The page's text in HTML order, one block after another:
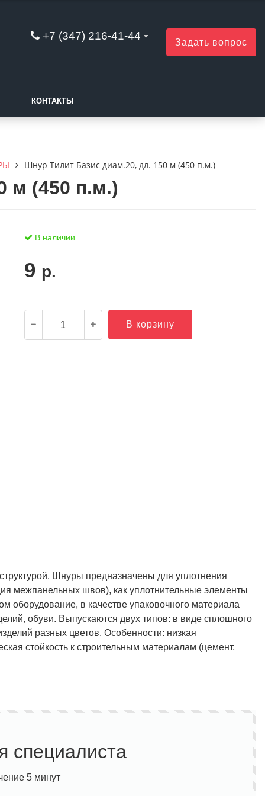
+7 (347) 216-41-44 Задать вопрос
КОНТАКТЫ
Шнур Тилит Базис диам.20, дл. 150 м (450 п.м.)
м (450 п.м.)
В наличии
9 р.
В корзину
Шнуры предназначены для уплотнения
межпанельных швов), как уплотнительные элементы
оборудование, в качестве упаковочного материала
обуви. Выпускаются двух типов: в виде сплошного
разных цветов. Особенности: низкая
стойкость к строительным материалам (цемент,
специалиста
5 минут